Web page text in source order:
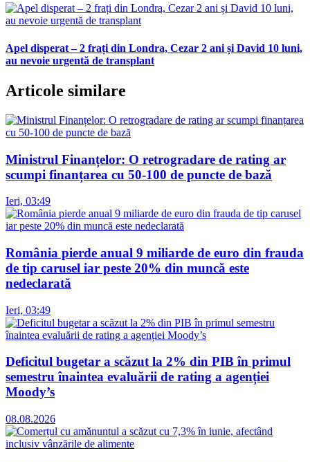
Apel disperat – 2 frați din Londra, Cezar 2 ani și David 10 luni,
au nevoie urgentă de transplant
Articole similare
Ministrul Finanțelor: O retrogradare de rating ar
scumpi finanțarea cu 50-100 de puncte de bază
Ieri, 03:49
România pierde anual 9 miliarde de euro din frauda
de tip carusel iar peste 20% din muncă este
nedeclarată
Ieri, 03:49
Deficitul bugetar a scăzut la 2% din PIB în primul
semestru înaintea evaluării de rating a agenției
Moody’s
08.08.2026